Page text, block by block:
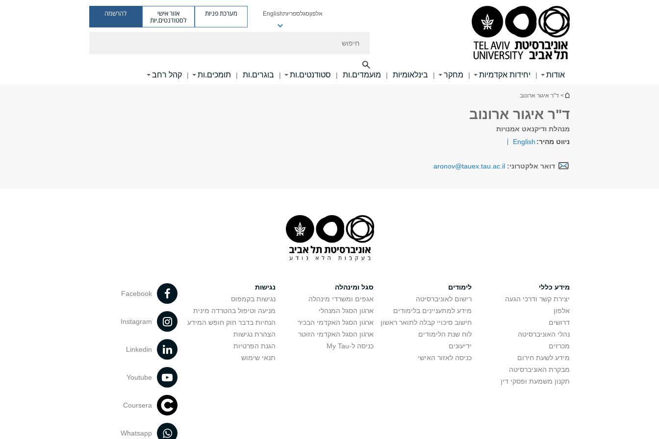
אלפוןסגלספריותEnglish מערכת פניות אזור אישי
לסטודנטים.יות
להרשמה
אודות | יחידות אקדמיות | מחקר | בינלאומיות | מועמדים.ות | סטודנטים.ות | בוגרים.ות | תומכים.ות | קהל רחב
הינך נמצא כאן
> ד"ר איגור ארונוב
ד"ר איגור ארונוב
מנהלת ודיקנאט אמנויות
ניווט מהיר: English
דואר אלקטרוני: aronov@tauex.tau.ac.il
מידע כללי
יצירת קשר ודרכי הגעה
אלפון
דרושים
נהלי האוניברסיטה
מכרזים
מידע לשעת חירום
מבקרת האוניברסיטה
תקנון משמעת ופסקי דין
לימודים
רישום לאוניברסיטה
מידע למתעניינים בלימודים
חישוב סיכויי קבלה לתואר ראשון
לוח שנת הלימודים
ידיעונים
כניסה לאזור האישי
סגל ומינהלה
אגפים ומשרדי מינהלה
ארגון הסגל המנהלי
ארגון הסגל האקדמי הבכיר
ארגון הסגל האקדמי הזוטר
כניסה ל-My Tau
נגישות
נגישות בקמפוס
מניעה וטיפול בהטרדה מינית
הנחיות בדבר חוק חופש המידע
הצהרת נגישות
הגנת הפרטיות
תנאי שימוש
Facebook
Instagram
Linkedin
Youtube
Coursera
Whatsapp